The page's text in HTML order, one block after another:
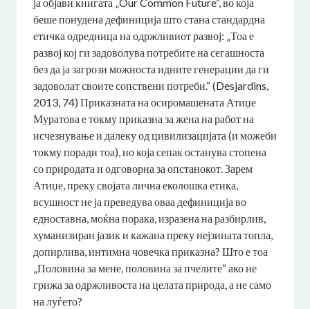
ја објави книгата „Our Common Future“, во која
беше понудена дефиниција што стана стандардна
етичка одредница на одржливиот развој: „Тоа е
развој кој ги задоволува потребите на сегашноста
без да ја загрози можноста идните генерации да ги
задоволат своите сопствени потреби.“ (Desjardins,
2013, 74) Приказната на осиромашената Атиџе
Муратова е токму приказна за жена на работ на
исчезнување и далеку од цивилизацијата (и можеби
токму поради тоа), но која сепак останува стопена
со природата и одговорна за опстанокот. Зарем
Атиџе, преку својата лична еколошка етика,
всушност не ја преведува оваа дефиниција во
едноставна, моќна порака, изразена на разбирлив,
хуманизиран јазик и кажана преку нејзината топла,
допирлива, интимна човечка приказна? Што е тоа
„Половина за мене, половина за пчелите“ ако не
грижа за одржливоста на целата природа, а не само
на луѓето?